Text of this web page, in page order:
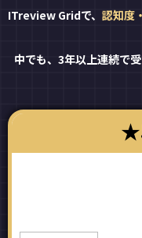
ITreview Gridで、 認知度
中でも、3年以上連続で